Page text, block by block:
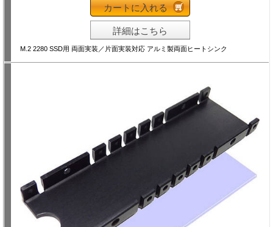
カートに入れる
詳細はこちら
M.2 2280 SSD用 両面実装／片面実装対応 アルミ製両面ヒートシンク